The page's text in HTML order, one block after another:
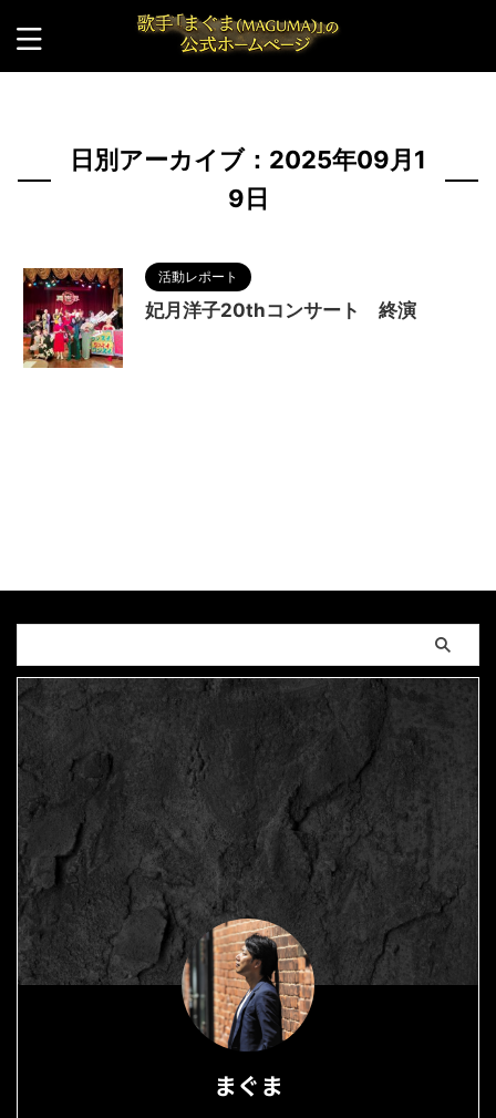
日別アーカイブ：2025年09月1
9日
活動レポート
妃月洋子20thコンサート 終演
まぐま